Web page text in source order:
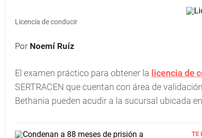
Licencia de conducir
Por Noemí Ruíz
El examen práctico para obtener la licencia de
SERTRACEN que cuentan con área de
Bethania pueden acudir a la sucursal ubicada
TE